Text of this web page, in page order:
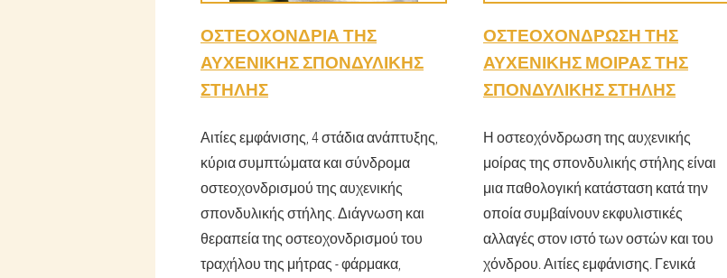
ΟΣΤΕΟΧΟΝΔΡΊΑ ΤΗΣ
ΑΥΧΕΝΙΚΉΣ ΣΠΟΝΔΥΛΙΚΉΣ
ΣΤΉΛΗΣ
Αιτίες εμφάνισης, 4 στάδια ανάπτυξης,
κύρια συμπτώματα και σύνδρομα
οστεοχονδρισμού της αυχενικής
σπονδυλικής στήλης. Διάγνωση και
θεραπεία της οστεοχονδρισμού του
τραχήλου της μήτρας - φάρμακα,
ΟΣΤΕΟΧΌΝΔΡΩΣΗ ΤΗΣ
ΑΥΧΕΝΙΚΉΣ ΜΟΊΡΑΣ ΤΗΣ
ΣΠΟΝΔΥΛΙΚΉΣ ΣΤΉΛΗΣ
Η οστεοχόνδρωση της αυχενικής
μοίρας της σπονδυλικής στήλης είναι
μια παθολογική κατάσταση κατά την
οποία συμβαίνουν εκφυλιστικές
αλλαγές στον ιστό των οστών και του
χόνδρου. Αιτίες εμφάνισης. Γενικά